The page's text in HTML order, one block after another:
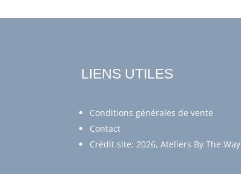
LIENS UTILES
Conditions générales de vente
Contact
Crédit site: 2026, Ateliers By The Way